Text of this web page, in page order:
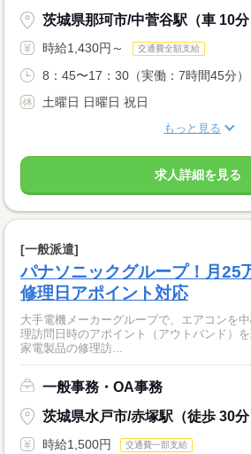
茨城県那珂市/中菅谷駅（車 10分
時給1,430円～ 交通費全額支給
8：45〜17：30（実働：7時間45分）
土曜日 日曜日 祝日
もっと見る
求人詳細を見る
[一般派遣]
パナソニックグループ！月
修理日アポイント対応
大手電機メーカーグループで、エアコンを
理訪問日時のアポイント（アウトバンド）
家電製品の修理訪...
一般事務・OA事務
茨城県水戸市/赤塚駅（徒歩 30分
時給1,500円 交通費一部支給